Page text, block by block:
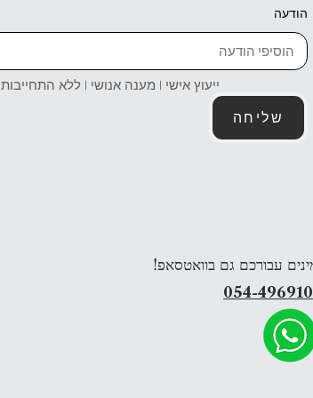
הודעה
ייעוץ אישי | מענה אנושי | ללא התחייבות
שליחה
עבורכם גם בוואטסאפ!
054-